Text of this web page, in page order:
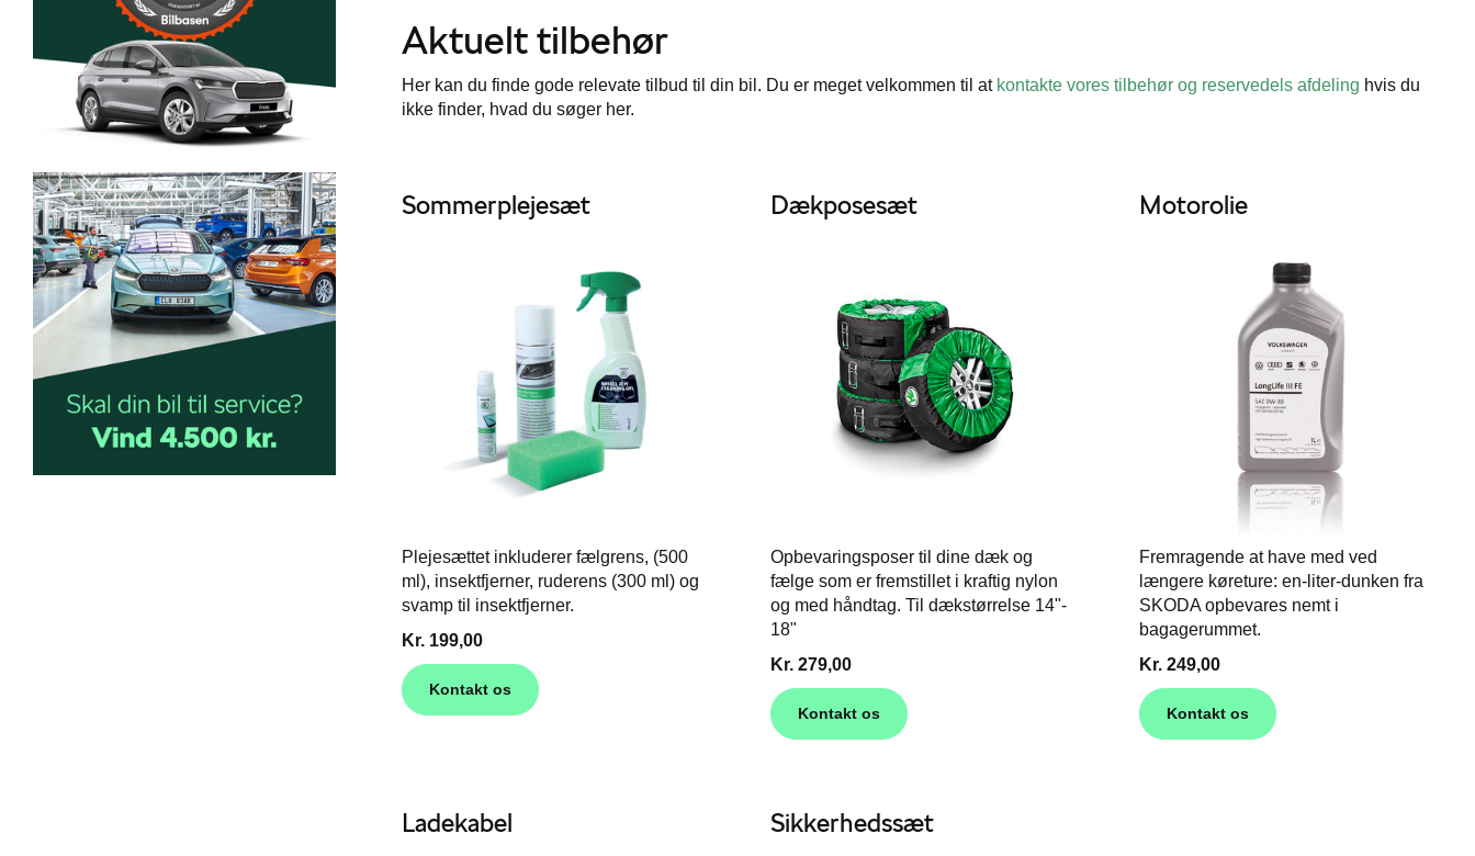
Aktuelt tilbehør
Her kan du finde gode relevate tilbud til din bil. Du er meget velkommen til at kontakte vores tilbehør og reservedels afdeling hvis du
ikke finder, hvad du søger her.
Sommerplejesæt
Plejesættet inkluderer fælgrens, (500
ml), insektfjerner, ruderens (300 ml) og
svamp til insektfjerner.
Kr. 199,00
Kontakt os
Dækposesæt
Opbevaringsposer til dine dæk og
fælge som er fremstillet i kraftig nylon
og med håndtag. Til dækstørrelse 14"-
18"
Kr. 279,00
Kontakt os
Motorolie
Fremragende at have med ved
længere køreture: en-liter-dunken fra
SKODA opbevares nemt i
bagagerummet.
Kr. 249,00
Kontakt os
Ladekabel Sikkerhedssæt